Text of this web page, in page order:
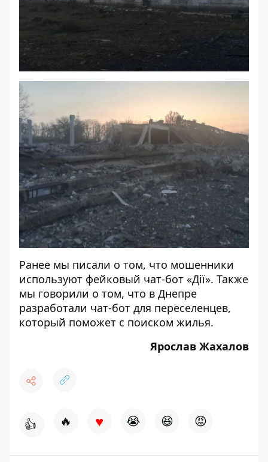
Ранее мы писали о том, что мошенники
используют фейковый чат-бот «Дії». Также
мы говорили о том, что в Днепре
разработали чат-бот для переселенцев,
который поможет с поиском жилья.
Ярослав Жахалов
👍 🔥 ♥ 😭 😆 😡